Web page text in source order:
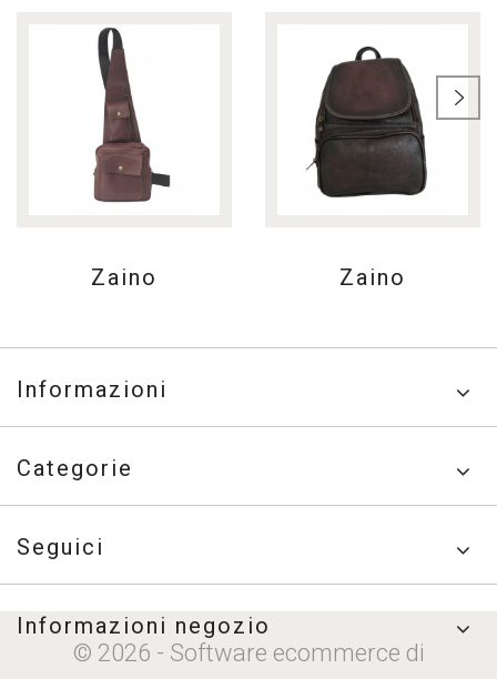
Zaino Zaino
Informazioni
© 2026 - Software ecommerce di
Categorie
Seguici
Informazioni negozio